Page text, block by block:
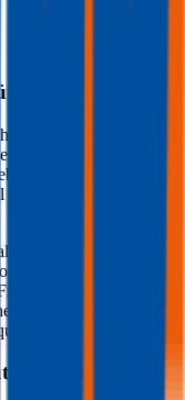
einen
die Finanzierung
zu
nicht möglich ist, ist ein
Sie innerhalb von
für die Finanzierung
Angebot
Sie die Finanzierung
von zuhause aus.
– das ist zu